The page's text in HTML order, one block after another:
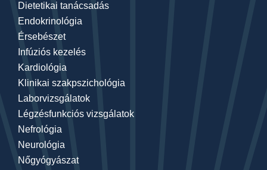
Dietetikai tanácsadás
Endokrinológia
Érsebészet
Infúziós kezelés
Kardiológia
Klinikai szakpszichológia
Laborvizsgálatok
Légzésfunkciós vizsgálatok
Nefrológia
Neurológia
Nőgyógyászat